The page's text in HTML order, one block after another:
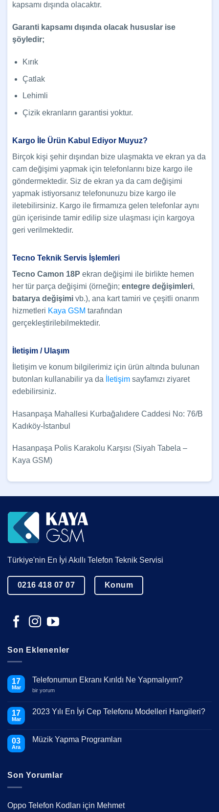
kapsamı dışında olacaktır.
Garanti kapsamı dışında olacak hususlar ise
şöyledir;
Kırık
Çatlak
Lehimli
Çizik ekranların garantisi yoktur.
Kargo İle Ürün Kabul Ediyor Muyuz?
Birçok kişi şehir dışından bize ulaşmakta ve ekran ya da
cam değişimi yapmak için telefonlarını bize kargo ile
göndermektedir. Siz de ekran ya da cam değişimi
yapmak istiyorsanız telefonunuzu bize kargo ile
iletebilirsiniz. Kargo ile firmamıza gelen telefonlar aynı
gün içerisinde tamir edilip size ulaşması için kargoya
geri verilmektedir.
Tecno Teknik Servis İşlemleri
Tecno Camon 18P ekran değişimi ile birlikte hemen
her tür parça değişimi (örneğin; entegre değişimleri,
batarya değişimi vb.), ana kart tamiri ve çeşitli onarım
hizmetleri Kaya GSM tarafından
gerçekleştirilebilmektedir.
İletişim / Ulaşım
İletişim ve konum bilgilerimiz için ürün altında bulunan
butonları kullanabilir ya da
İletişim sayfamızı ziyaret
edebilirsiniz.
Hasanpaşa Mahallesi Kurbağalıdere Caddesi No: 76/B
Kadıköy-İstanbul
Hasanpaşa Polis Karakolu Karşısı (Siyah Tabela –
Kaya GSM)
Türkiye'nin En İyi Akıllı Telefon Teknik Servisi
0216 418 07 07 Konum
Son Eklenenler
17
Mar
Telefonumun Ekranı Kırıldı Ne Yapmalıyım?
Telefonumun
Ne
Yapmalıyım?
bir yorum
17
Mar
2023 Yılı En İyi Cep Telefonu Modelleri Hangileri?
Yılı
Hangileri?
03
Ara
Müzik Yapma Programları
Programları
Son Yorumlar
Oppo Telefon Kodları için Mehmet